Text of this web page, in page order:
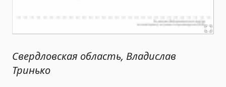
Свердловская область, Владислав
Тринько